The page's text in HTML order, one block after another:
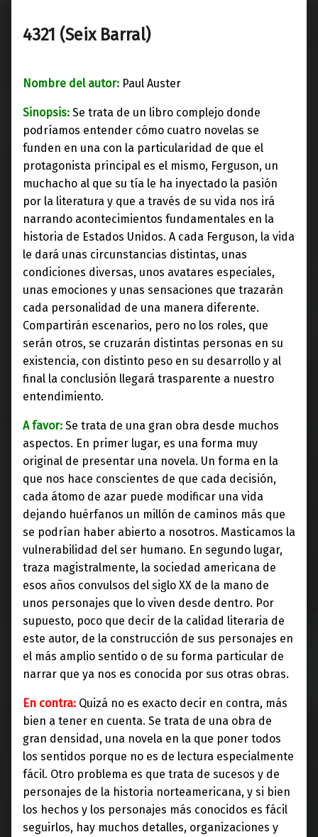
4321 (Seix Barral)
Nombre del autor: Paul Auster
Sinopsis: Se trata de un libro complejo donde
podríamos entender cómo cuatro novelas se
funden en una con la particularidad de que el
protagonista principal es el mismo, Ferguson, un
muchacho al que su tía le ha inyectado la pasión
por la literatura y que a través de su vida nos irá
narrando acontecimientos fundamentales en la
historia de Estados Unidos. A cada Ferguson, la vida
le dará unas circunstancias distintas, unas
condiciones diversas, unos avatares especiales,
unas emociones y unas sensaciones que trazarán
cada personalidad de una manera diferente.
Compartirán escenarios, pero no los roles, que
serán otros, se cruzarán distintas personas en su
existencia, con distinto peso en su desarrollo y al
final la conclusión llegará trasparente a nuestro
entendimiento.
A favor: Se trata de una gran obra desde muchos
aspectos. En primer lugar, es una forma muy
original de presentar una novela. Un forma en la
que nos hace conscientes de que cada decisión,
cada átomo de azar puede modificar una vida
dejando huérfanos un millón de caminos más que
se podrían haber abierto a nosotros. Masticamos la
vulnerabilidad del ser humano. En segundo lugar,
traza magistralmente, la sociedad americana de
esos años convulsos del siglo XX de la mano de
unos personajes que lo viven desde dentro. Por
supuesto, poco que decir de la calidad literaria de
este autor, de la construcción de sus personajes en
el más amplio sentido o de su forma particular de
narrar que ya nos es conocida por sus otras obras.
En contra: Quizá no es exacto decir en contra, más
bien a tener en cuenta. Se trata de una obra de
gran densidad, una novela en la que poner todos
los sentidos porque no es de lectura especialmente
fácil. Otro problema es que trata de sucesos y de
personajes de la historia norteamericana, y si bien
los hechos y los personajes más conocidos es fácil
seguirlos, hay muchos detalles, organizaciones y